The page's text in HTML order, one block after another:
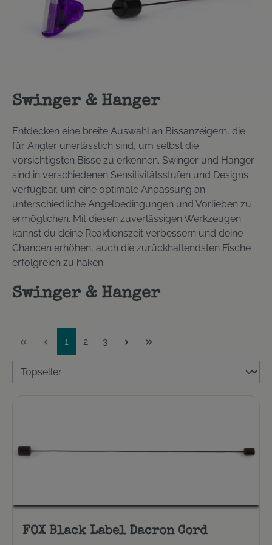
Swinger & Hanger
Entdecken eine breite Auswahl an Bissanzeigern, die
für Angler unerlässlich sind, um selbst die
vorsichtigsten Bisse zu erkennen. Swinger und Hanger
sind in verschiedenen Sensitivitätsstufen und Designs
verfügbar, um eine optimale Anpassung an
unterschiedliche Angelbedingungen und Vorlieben zu
ermöglichen. Mit diesen zuverlässigen Werkzeugen
kannst du deine Reaktionszeit verbessern und deine
Chancen erhöhen, auch die zurückhaltendsten Fische
erfolgreich zu haken.
Swinger & Hanger
Seite
1 Seite
2 Seite
3
FOX Black Label Dacron Cord